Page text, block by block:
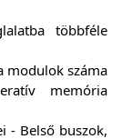
többféle
modulok száma
memória
- Belső buszok,